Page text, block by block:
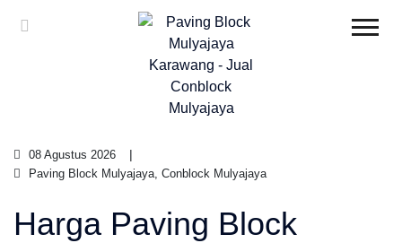
08 Agustus 2026
Paving Block Mulyajaya, Conblock Mulyajaya
Harga Paving Block